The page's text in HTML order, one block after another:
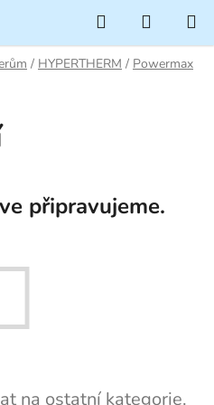
Hledat
KOŠÍK
/ HYPERTHERM / Powermax
připravujeme.
na ostatní kategorie.